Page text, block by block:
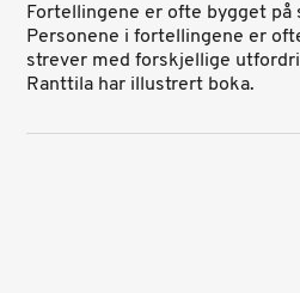
Fortellingene er ofte bygget på
Personene i fortellingene er
strever med forskjellige
Ranttila har illustrert boka.